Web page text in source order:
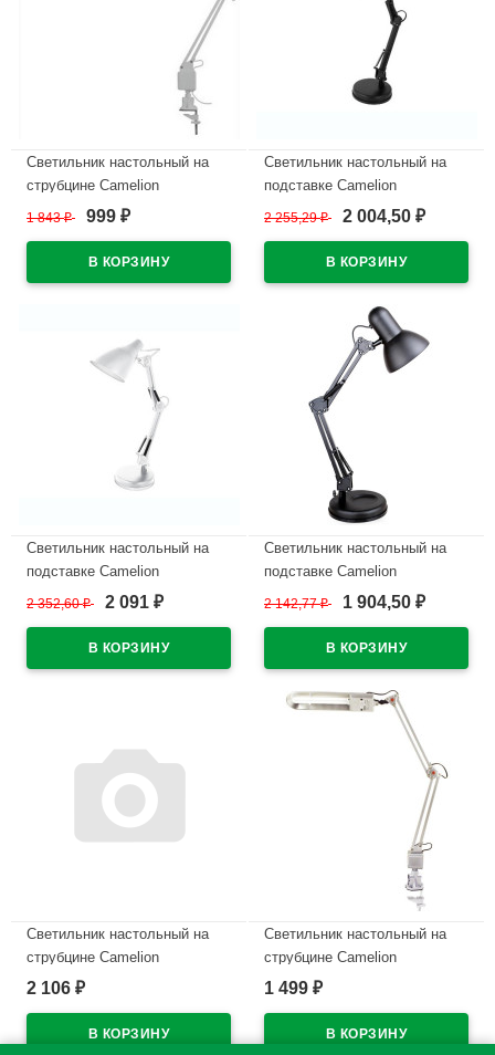
Светильник настольный на
струбцине Camelion
(220V/11W/КЛЛ) белый
1 843₽ 999 ₽
Светильник настольный на
подставке Camelion
(230V/40W/ЛОН) арт.KD-331
2 255,29₽ 2 004,50 ₽
Светильник настольный на
подставке Camelion
(230V/40W/ЛОН) арт.KD-331
2 352,60₽ 2 091 ₽
Светильник настольный на
подставке Camelion
(230V/60W/ЛОН) черный
2 142,77₽ 1 904,50 ₽
Светильник настольный на
струбцине Camelion
(220V/11W/КЛЛ) арт.KD017С
2 106 ₽
Светильник настольный на
струбцине Camelion
(220V/11W/КЛЛ) арт.KD017С
1 499 ₽